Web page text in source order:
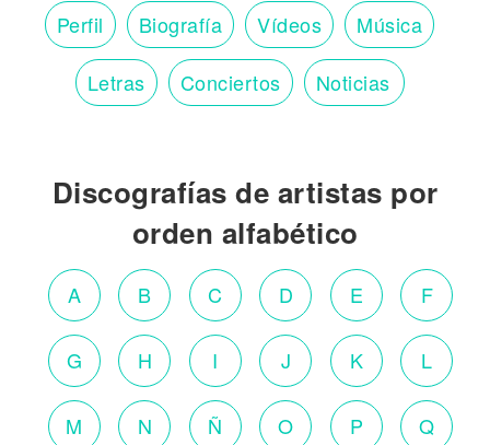
Perfil Biografía Vídeos Música
Letras Conciertos Noticias
Discografías de artistas por
orden alfabético
A B C D E F
G H I J K L
M N Ñ O P Q